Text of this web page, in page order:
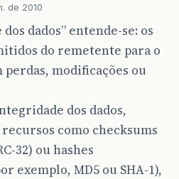
de 2010
dados” entende-se: os
do remetente para o
modificações ou
dos dados,
como checksums
32) ou hashes
exemplo, MD5 ou SHA-1),